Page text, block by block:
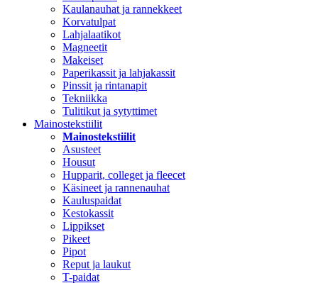
Kaulanauhat ja rannekkeet
Korvatulpat
Lahjalaatikot
Magneetit
Makeiset
Paperikassit ja lahjakassit
Pinssit ja rintanapit
Tekniikka
Tulitikut ja sytyttimet
Mainostekstiilit
Mainostekstiilit
Asusteet
Housut
Hupparit, colleget ja fleecet
Käsineet ja rannenauhat
Kauluspaidat
Kestokassit
Lippikset
Pikeet
Pipot
Reput ja laukut
T-paidat